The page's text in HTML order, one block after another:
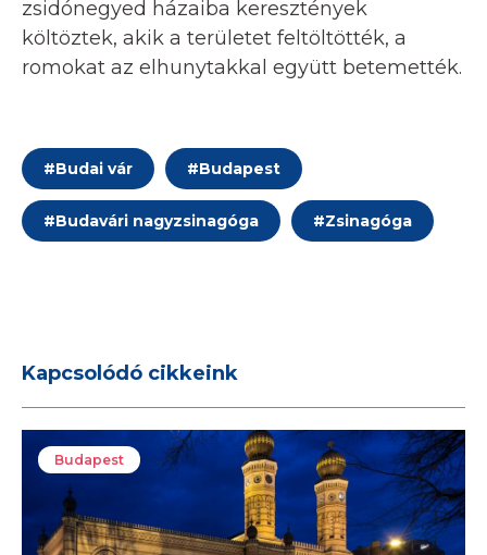
zsidónegyed házaiba keresztények
költöztek, akik a területet feltöltötték, a
romokat az elhunytakkal együtt betemették.
#Budai vár #Budapest
#Budavári nagyzsinagóga #Zsinagóga
Kapcsolódó cikkeink
Budapest